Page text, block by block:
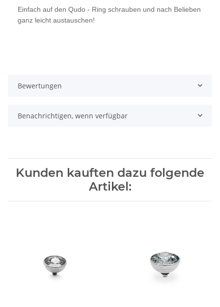
Einfach auf den Qudo - Ring schrauben und nach Belieben
ganz leicht austauschen!
Bewertungen
Benachrichtigen, wenn verfügbar
Kunden kauften dazu folgende
Artikel: